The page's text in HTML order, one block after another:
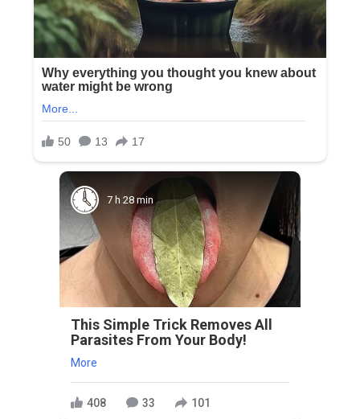
7 h 28 min
This Simple Trick Removes All
Parasites From Your Body!
More
408 33 101